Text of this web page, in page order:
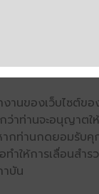
านของเว็บไซต์ขอ
ว่าท่านจะอนุญาตให้
กท่านกดยอมรับคุ
ำให้การเลื่อนสำร
าบัน